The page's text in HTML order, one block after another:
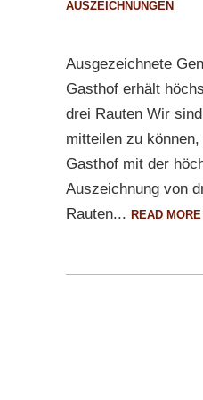
AUSZEICHNUNGEN
Ausgezeichnete
Gasthof erhält
drei Rauten Wir
mitteilen zu
Gasthof mit der
Auszeichnung von
Rauten... READ